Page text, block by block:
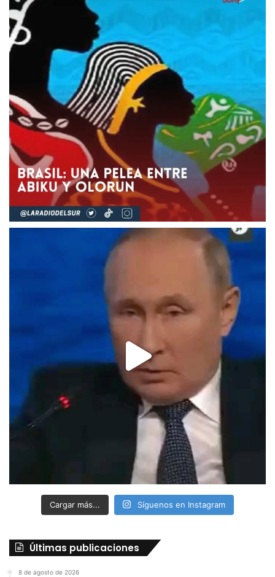
Cargar más... Síguenos en Instagram
Últimas publicaciones
8 de agosto de 2026